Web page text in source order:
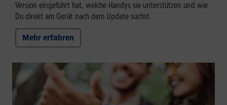
Version eingeführt hat, welche Handys sie unterstützen und wie
Du direkt am Gerät nach dem Update suchst.
Mehr erfahren